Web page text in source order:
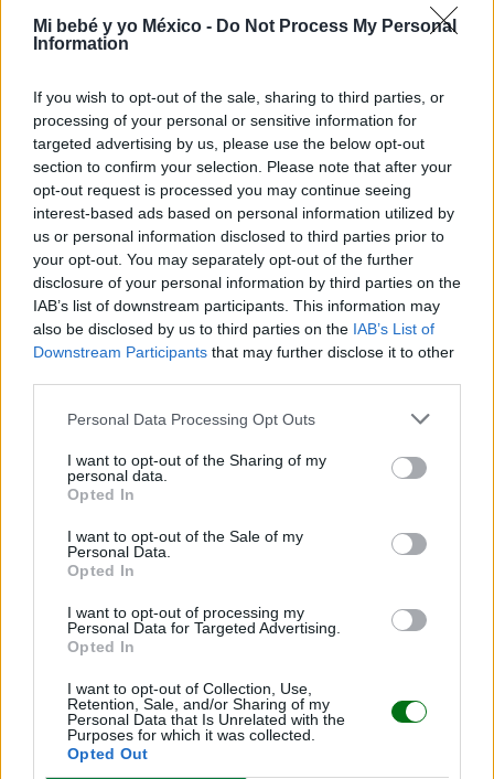
Mi bebé y yo México - Do Not Process My Personal
Information
If you wish to opt-out of the sale, sharing to third parties, or
processing of your personal or sensitive information for
targeted advertising by us, please use the below opt-out
section to confirm your selection. Please note that after your
opt-out request is processed you may continue seeing
interest-based ads based on personal information utilized by
us or personal information disclosed to third parties prior to
your opt-out. You may separately opt-out of the further
disclosure of your personal information by third parties on the
IAB’s list of downstream participants. This information may
also be disclosed by us to third parties on the IAB’s List of
Downstream Participants that may further disclose it to other
Personal Data Processing Opt Outs
I want to opt-out of the Sharing of my
personal data.
Opted In
I want to opt-out of the Sale of my
Personal Data.
Opted In
I want to opt-out of processing my
Personal Data for Targeted Advertising.
Opted In
I want to opt-out of Collection, Use,
Retention, Sale, and/or Sharing of my
Personal Data that Is Unrelated with the
Purposes for which it was collected.
Opted Out
Aquí encontrarás
POSPARTO
FASES DEL PARTO
PREPARACIÓN AL PARTO
PSICOLOGÍA EN EL PARTO
SALUD EN EL PARTO
SÍNTOMAS DE PARTO
TIPOS DE PARTO
FASES DEL PARTO
¿Qué son los pujos del parto? Guía completa
parto
LEER